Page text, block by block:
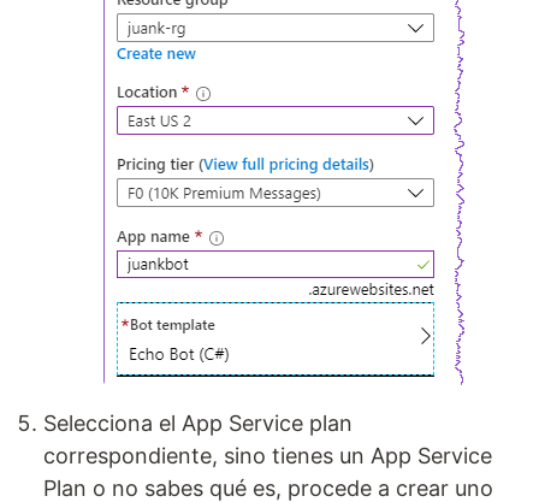
Selecciona el App Service plan
correspondiente, sino tienes un App Service
Plan o no sabes qué es, procede a crear uno